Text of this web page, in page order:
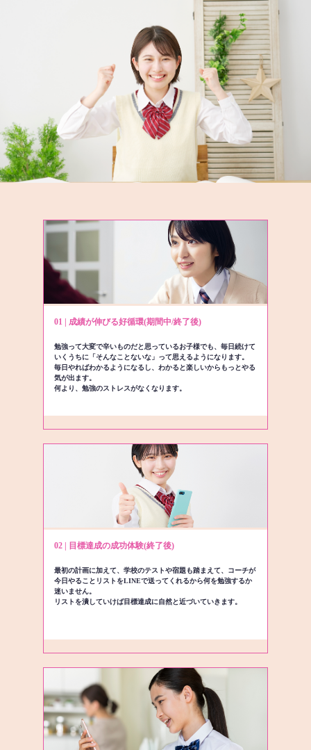
01 | 成績が伸びる好循環(期間中/終了後)
勉強って大変で辛いものだと思っているお子様でも、毎日続けて
いくうちに「そんなことないな」って思えるようになります。
毎日やればわかるようになるし、わかると楽しいからもっとやる
気が出ます。
何より、勉強のストレスがなくなります。
02 | 目標達成の成功体験(終了後)
最初の計画に加えて、学校のテストや宿題も踏まえて、コーチが
今日やることリストをLINEで送ってくれるから何を勉強するか
迷いません。
リストを潰していけば目標達成に自然と近づいていきます。